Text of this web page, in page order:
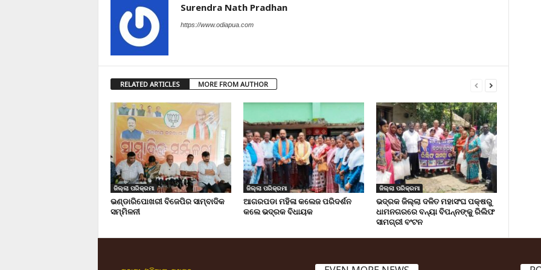
Surendra Nath Pradhan
https://www.odiapua.com
RELATED ARTICLES MORE FROM AUTHOR
ଜିଲ୍ଲା ପରିକ୍ରମା
ଭଣ୍ଡାରିପୋଖରୀ ବିଜେପିର ସାମ୍ବାଦିକ
ସମ୍ମିଳନୀ
ଜିଲ୍ଲା ପରିକ୍ରମା
ଆଗରପଡା ମହିଳା କଲେଜ ପରିଦର୍ଶନ
କଲେ ଭଦ୍ରକ ବିଧାୟକ
ଜିଲ୍ଲା ପରିକ୍ରମା
ଭଦ୍ରକ ଜିଲ୍ଲା ଦଳିତ ମହାସଂଘ ପକ୍ଷରୁ
ଧାମନଗରରେ ବନ୍ୟା ବିପନ୍ନଙ୍କୁ ରିଲିଫ
ସାମଗ୍ରୀ ବଂଟନ